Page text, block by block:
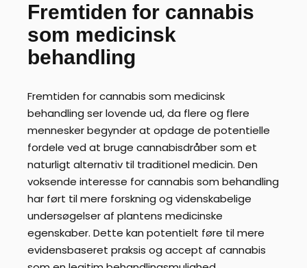
Fremtiden for cannabis
som medicinsk
behandling
Fremtiden for cannabis som medicinsk
behandling ser lovende ud, da flere og flere
mennesker begynder at opdage de potentielle
fordele ved at bruge cannabisdråber som et
naturligt alternativ til traditionel medicin. Den
voksende interesse for cannabis som behandling
har ført til mere forskning og videnskabelige
undersøgelser af plantens medicinske
egenskaber. Dette kan potentielt føre til mere
evidensbaseret praksis og accept af cannabis